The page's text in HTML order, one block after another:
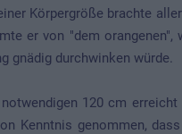
Körpergröße brachte
er von "dem
gnädig durchwinken würde.
120 cm
Kenntnis genommen,